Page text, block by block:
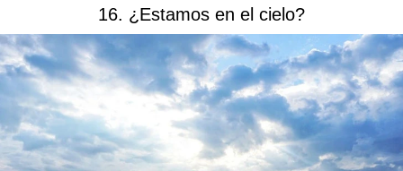
16. ¿Estamos en el cielo?